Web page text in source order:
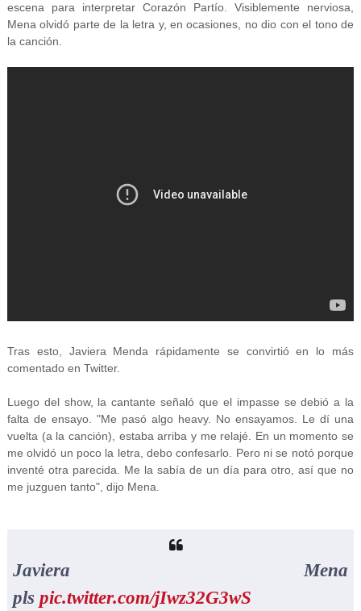
escena para interpretar Corazón Partío. Visiblemente nerviosa,
Mena olvidó parte de la letra y, en ocasiones, no dio con el tono de
la canción.
Tras esto, Javiera Menda rápidamente se convirtió en lo más
comentado en Twitter.
Luego del show, la cantante señaló que el impasse se debió a la
falta de ensayo. "Me pasó algo heavy. No ensayamos. Le dí una
vuelta (a la canción), estaba arriba y me relajé. En un momento se
me olvidó un poco la letra, debo confesarlo. Pero ni se notó porque
inventé otra parecida. Me la sabía de un día para otro, así que no
me juzguen tanto", dijo Mena.
Javiera Mena
pls pic.twitter.com/jIwz32G3wS